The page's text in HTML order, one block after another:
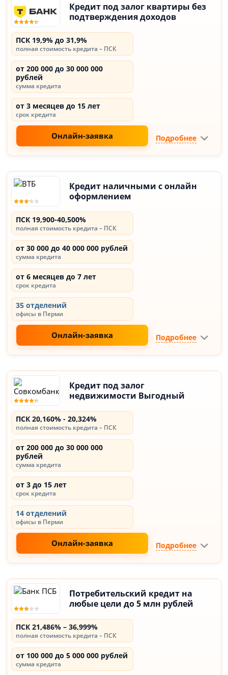
Кредит под залог квартиры без
подтверждения доходов
ПСК 19,9% до 31,9%
полная стоимость кредита – ПСК
от 200 000 до 30 000 000
рублей
сумма кредита
от 3 месяцев до 15 лет
срок кредита
Онлайн-заявка Подробнее
Кредит наличными с онлайн
оформлением
ПСК 19,900-40,500%
полная стоимость кредита – ПСК
от 30 000 до 40 000 000 рублей
сумма кредита
от 6 месяцев до 7 лет
срок кредита
35 отделений
офисы в Перми
Онлайн-заявка Подробнее
Кредит под залог
недвижимости Выгодный
ПСК 20,160% - 20,324%
полная стоимость кредита – ПСК
от 200 000 до 30 000 000
рублей
сумма кредита
от 3 до 15 лет
срок кредита
14 отделений
офисы в Перми
Онлайн-заявка Подробнее
Потребительский кредит на
любые цели до 5 млн рублей
ПСК 21,486% – 36,999%
полная стоимость кредита – ПСК
от 100 000 до 5 000 000 рублей
сумма кредита